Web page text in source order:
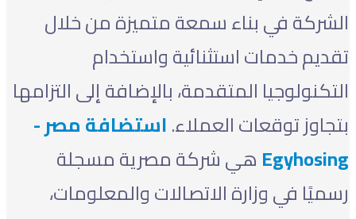
الشركة في بناء سمعة متميزة من خلال
تقديم خدمات استثنائية واستخدام
التكنولوجيا المتقدمة، بالإضافة إلى التزامها
بتجاوز توقعات العملاء.استضافة مصر -
Egyhosing هي شركة مصرية مسجلة
رسميًا في وزارة الاتصالات والمعلومات،